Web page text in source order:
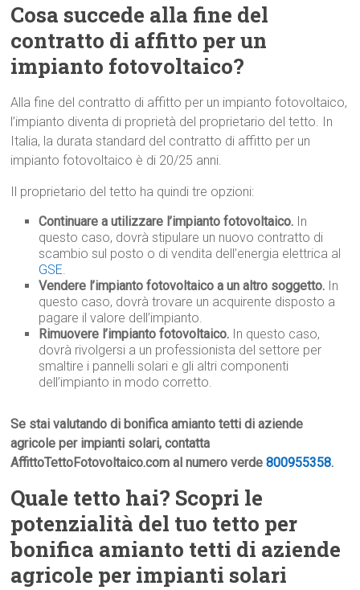
Cosa succede alla fine del
contratto di affitto per un
impianto fotovoltaico?
Alla fine del contratto di affitto per un impianto fotovoltaico,
l’impianto diventa di proprietà del proprietario del tetto. In
Italia, la durata standard del contratto di affitto per un
impianto fotovoltaico è di 20/25 anni.
Il proprietario del tetto ha quindi tre opzioni:
Continuare a utilizzare l’impianto fotovoltaico. In
questo caso, dovrà stipulare un nuovo contratto di
scambio sul posto o di vendita dell’energia elettrica al
GSE.
Vendere l’impianto fotovoltaico a un altro soggetto. In
questo caso, dovrà trovare un acquirente disposto a
pagare il valore dell’impianto.
Rimuovere l’impianto fotovoltaico. In questo caso,
dovrà rivolgersi a un professionista del settore per
smaltire i pannelli solari e gli altri componenti
dell’impianto in modo corretto.
Se stai valutando di bonifica amianto tetti di aziende
agricole per impianti solari, contatta
AffittoTettoFotovoltaico.com al numero verde800955358.
Quale tetto hai? Scopri le
potenzialità del tuo tetto per
bonifica amianto tetti di aziende
agricole per impianti solari